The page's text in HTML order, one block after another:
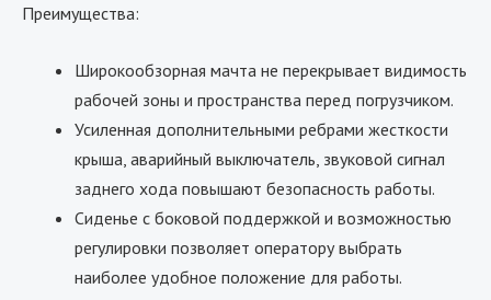
Преимущества:
Широкообзорная мачта не перекрывает видимость
рабочей зоны и пространства перед погрузчиком.
Усиленная дополнительными ребрами жесткости
крыша, аварийный выключатель, звуковой сигнал
заднего хода повышают безопасность работы.
Сиденье с боковой поддержкой и возможностью
регулировки позволяет оператору выбрать
наиболее удобное положение для работы.